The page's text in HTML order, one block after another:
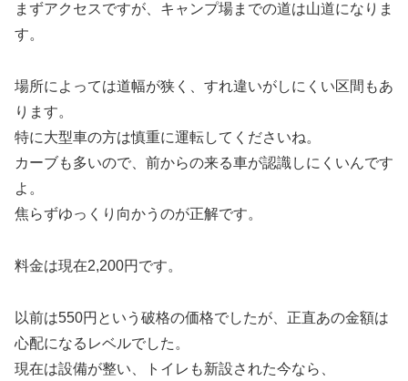
まずアクセスですが、キャンプ場までの道は山道になりま
す。
場所によっては道幅が狭く、すれ違いがしにくい区間もあ
ります。
特に大型車の方は慎重に運転してくださいね。
カーブも多いので、前からの来る車が認識しにくいんです
よ。
焦らずゆっくり向かうのが正解です。
料金は現在2,200円です。
以前は550円という破格の価格でしたが、正直あの金額は
心配になるレベルでした。
現在は設備が整い、トイレも新設された今なら、